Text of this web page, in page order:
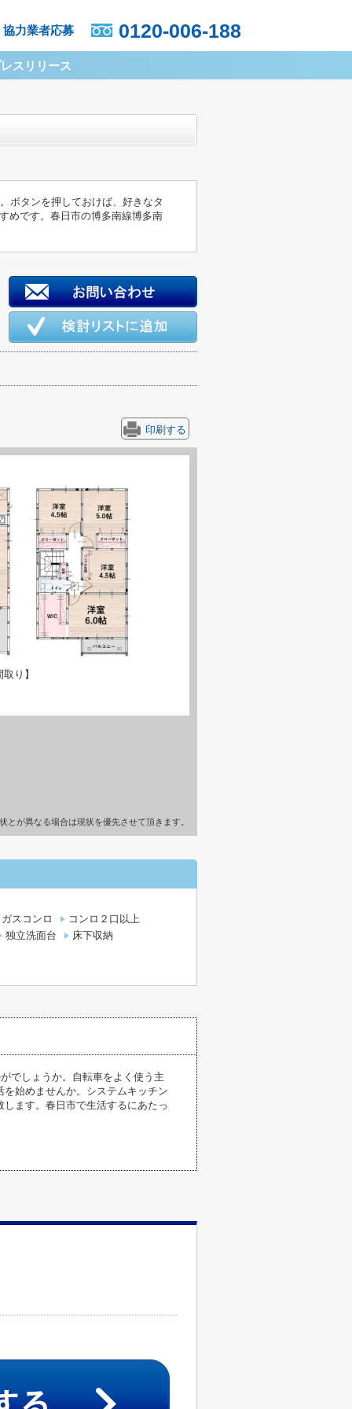
協力業者応募 0120-006-188
スリリース
ボタンを押しておけば、好きなタ
めです。春日市の博多南線博多南
印刷する
り】
とが異なる場合は現状を優先させて頂きます。
ガスコンロ
コンロ２口以上
独立洗面台
床下収納
でしょうか。自転車をよく使う主
始めませんか。システムキッチン
ます。春日市で生活するにあたっ